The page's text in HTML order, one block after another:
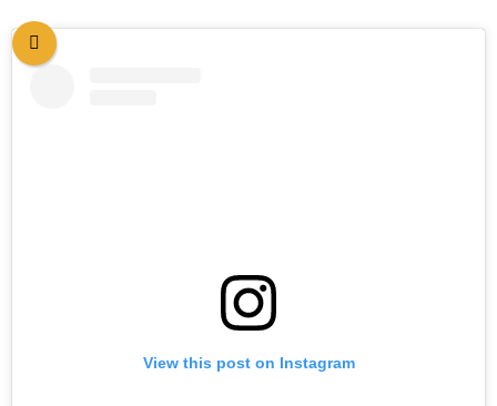
View this post on Instagram